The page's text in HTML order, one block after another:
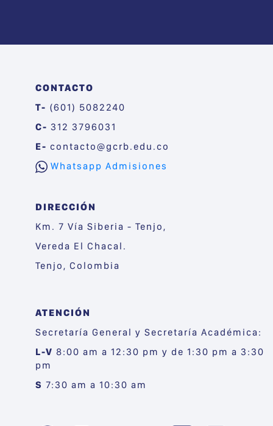
CONTACTO
T- (601) 5082240
C- 312 3796031
E- contacto@gcrb.edu.co
Whatsapp Admisiones
DIRECCIÓN
Km. 7 Vía Siberia - Tenjo,
Vereda El Chacal.
Tenjo, Colombia
ATENCIÓN
Secretaría General y Secretaría Académica:
L-V 8:00 am a 12:30 pm y de 1:30 pm a 3:30
pm
S7:30 am a 10:30 am